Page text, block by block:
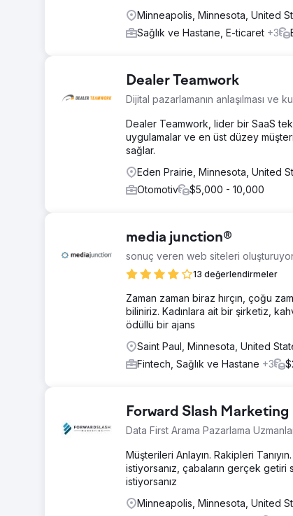
Minneapolis, Minnesota, United
Sağlık ve Hastane, E-ticaret +3
Dealer Teamwork
Dijital pazarlamanın anlaşılması ve
Dealer Teamwork, lider bir SaaS
uygulamalar ve en üst düzey
sağlar.
Eden Prairie, Minnesota, United
Otomotiv
$5,000 - 10,000
media junction®
sonuç veren web siteleri
13 değerlendirmeler
Zaman zaman biraz hırçın, çoğu
biliniriz. Kadınlara ait bir şirketiz,
ödüllü bir ajans
Saint Paul, Minnesota, United
Fintech, Sağlık ve Hastane +3
Forward Slash Marketing
Data First Arama Pazarlama
Müşterileri Anlayın. Rakipleri
istiyorsanız, çabaların gerçek getiri
istiyorsanız
Minneapolis, Minnesota, United